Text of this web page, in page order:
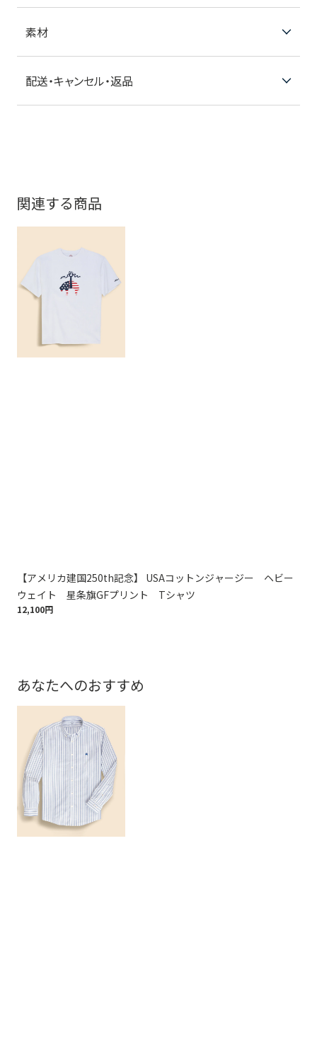
素材
配送・キャンセル・返品
関連する商品
【アメリカ建国250th記念】 USAコットンジャージー ヘビー
ウェイト 星条旗GFプリント Tシャツ
12,100円
あなたへのおすすめ